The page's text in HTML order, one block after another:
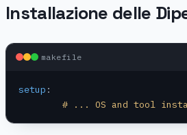
Installazione delle
makefile
setup :
# ... OS and tool